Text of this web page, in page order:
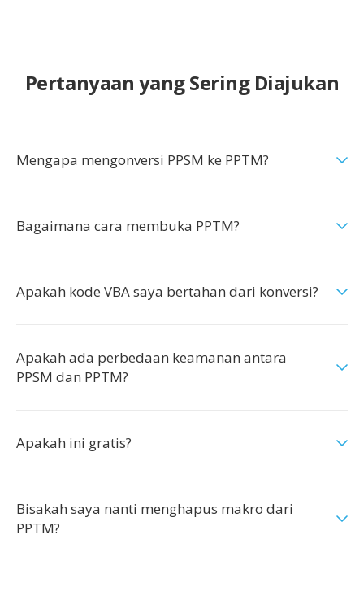
Pertanyaan yang Sering Diajukan
Mengapa mengonversi PPSM ke PPTM?
Bagaimana cara membuka PPTM?
Apakah kode VBA saya bertahan dari konversi?
Apakah ada perbedaan keamanan antara
PPSM dan PPTM?
Apakah ini gratis?
Bisakah saya nanti menghapus makro dari
PPTM?